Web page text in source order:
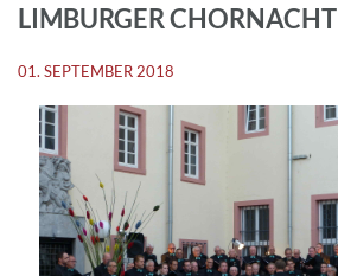
LIMBURGER CHORNACHT
01. SEPTEMBER 2018